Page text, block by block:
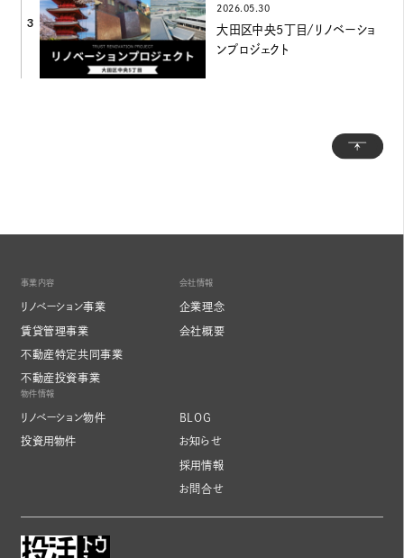
3
2026.05.30
大田区中央5丁目/リノベーショ
ンプロジェクト
ト
事業内容
リノベーション事業
賃貸管理事業
不動産特定共同事業
不動産投資事業
会社情報
企業理念
会社概要
物件情報
リノベーション物件
投資用物件
BLOG
お知らせ
採用情報
お問合せ